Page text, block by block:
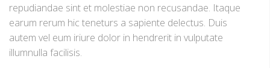
repudiandae sint et molestiae non recusandae. Itaque
earum rerum hic teneturs a sapiente delectus. Duis
autem vel eum iriure dolor in hendrerit in vulputate
illumnulla facilisis.